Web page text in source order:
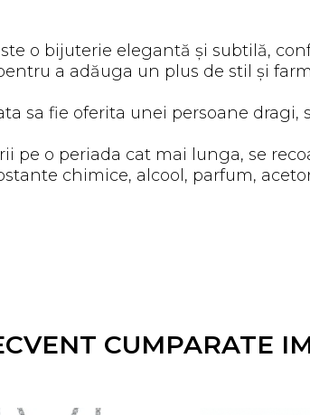
o bijuterie elegantă și subtilă,
a adăuga un plus de stil și
sa fie oferita unei persoane dragi,
pe o periada cat mai lunga, se
chimice, alcool, parfum,
CUMPARATE